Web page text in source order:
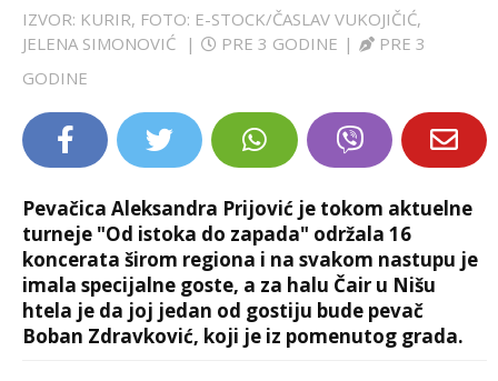
IZVOR: KURIR, FOTO: E-STOCK/ČASLAV VUKOJIČIĆ,
JELENA SIMONOVIĆ
| PRE 3 GODINE |
PRE 3
GODINE
Pevačica Aleksandra Prijović je tokom aktuelne
turneje "Od istoka do zapada" održala 16
koncerata širom regiona i na svakom nastupu je
imala specijalne goste, a za halu Čair u Nišu
htela je da joj jedan od gostiju bude pevač
Boban Zdravković, koji je iz pomenutog grada.